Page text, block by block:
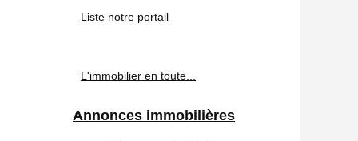
Liste notre portail
L'immobilier en toute...
Annonces immobilières